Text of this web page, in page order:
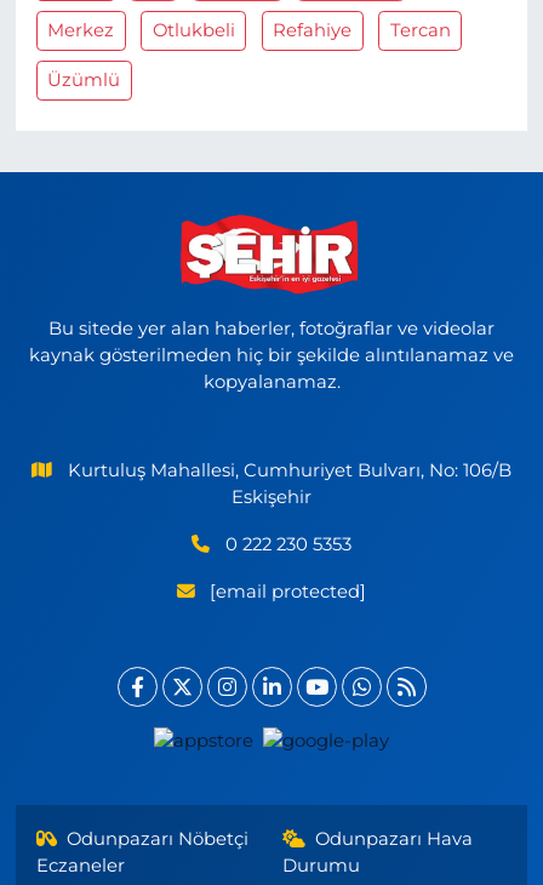
Merkez Otlukbeli Refahiye Tercan
Üzümlü
Bu sitede yer alan haberler, fotoğraflar ve videolar
kaynak gösterilmeden hiç bir şekilde alıntılanamaz ve
kopyalanamaz.
Kurtuluş Mahallesi, Cumhuriyet Bulvarı, No: 106/B
Eskişehir
0 222 230 5353
[email protected]
Odunpazarı Nöbetçi
Eczaneler
Odunpazarı Hava
Durumu